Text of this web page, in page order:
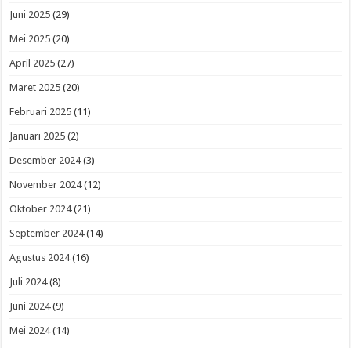
Juni 2025 (29)
Mei 2025 (20)
April 2025 (27)
Maret 2025 (20)
Februari 2025 (11)
Januari 2025 (2)
Desember 2024(3)
November 2024(12)
Oktober 2024(21)
September 2024(14)
Agustus 2024(16)
Juli 2024(8)
Juni 2024(9)
Mei 2024(14)